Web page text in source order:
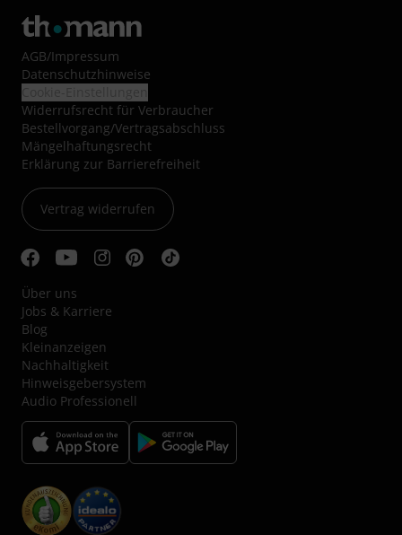
AGB/Impressum
Datenschutzhinweise
Widerrufsrecht für Verbraucher
Bestellvorgang/Vertragsabschluss
Mängelhaftungsrecht
Erklärung zur Barrierefreiheit
Vertrag widerrufen
Über uns
Jobs & Karriere
Blog
Kleinanzeigen
Nachhaltigkeit
Hinweisgebersystem
Audio Professionell